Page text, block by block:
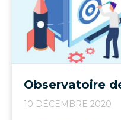
Observatoire
10 DÉCEMBRE 2020